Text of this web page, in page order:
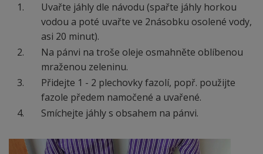
Uvařte jáhly dle návodu (spařte jáhly horkou
vodou a poté uvařte ve 2násobku osolené vody,
asi 20 minut).
Na pánvi na troše oleje osmahněte oblíbenou
mraženou zeleninu.
Přidejte 1 - 2 plechovky fazolí, popř. použijte
fazole předem namočené a uvařené.
Smíchejte jáhly s obsahem na pánvi.